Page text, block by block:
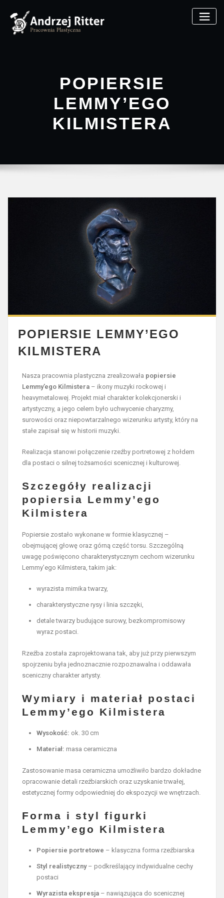
POPIERSIE
LEMMY’EGO
KILMISTERA
POPIERSIE LEMMY’EGO
KILMISTERA
Nasza pracownia plastyczna zrealizowała popiersie
Lemmy’ego Kilmistera– ikony muzyki rockowej i
heavymetalowej. Projekt miał charakter kolekcjonerski i
artystyczny, a jego celem było uchwycenie charyzmy,
surowości oraz niepowtarzalnego wizerunku artysty, który na
stałe zapisał się w historii muzyki.
Realizacja stanowi połączenie rzeźby portretowej z hołdem
dla postaci o silnej tożsamości scenicznej i kulturowej.
Szczegóły realizacji
popiersia Lemmy’ego
Kilmistera
Popiersie zostało wykonane w formie klasycznej –
obejmującej głowę oraz górną część torsu. Szczególną
uwagę poświęcono charakterystycznym cechom wizerunku
Lemmy’ego Kilmistera, takim jak:
wyrazista mimika twarzy,
charakterystyczne rysy i linia szczęki,
detale twarzy budujące surowy, bezkompromisowy
wyraz postaci.
Rzeźba została zaprojektowana tak, aby już przy pierwszym
spojrzeniu była jednoznacznie rozpoznawalna i oddawała
sceniczny charakter artysty.
Wymiary i materiał postaci
Lemmy’ego Kilmistera
Wysokość: ok. 30 cm
Materiał: masa ceramiczna
Zastosowanie masa ceramiczna umożliwiło bardzo dokładne
opracowanie detali rzeźbiarskich oraz uzyskanie trwałej,
estetycznej formy odpowiedniej do ekspozycji we wnętrzach.
Forma i styl figurki
Lemmy’ego Kilmistera
Popiersie portretowe – klasyczna forma rzeźbiarska
Styl realistyczny– podkreślający indywidualne cechy
postaci
Wyrazista ekspresja – nawiązująca do scenicznej